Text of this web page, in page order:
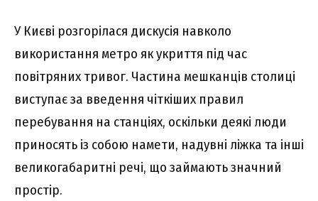
У Києві розгорілася дискусія навколо
використання метро як укриття під час
повітряних тривог. Частина мешканців столиці
виступає за введення чіткіших правил
перебування на станціях, оскільки деякі люди
приносять із собою намети, надувні ліжка та інші
великогабаритні речі, що займають значний
простір.